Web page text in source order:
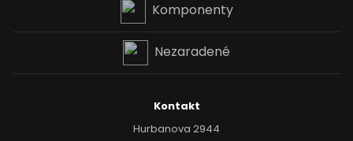
Komponenty
Nezaradené
Kontakt
Hurbanova 2944